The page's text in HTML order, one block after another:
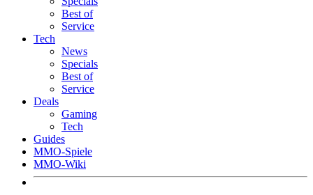
Best of
Service
Tech
News
Specials
Best of
Service
Deals
Gaming
Tech
Guides
MMO-Spiele
MMO-Wiki